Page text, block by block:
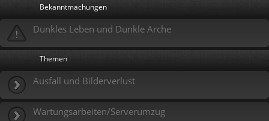
Bekanntmachungen
Dunkles Leben und Dunkle Arche
Themen
Ausfall und Bilderverlust
Wartungsarbeiten/Serverumzug